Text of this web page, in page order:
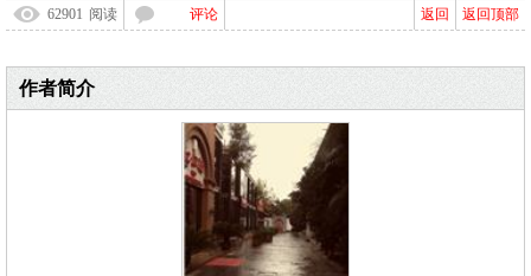
62901 阅读 评论 返回顶部
返回
作者简介